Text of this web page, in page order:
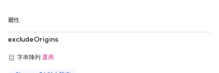
屬性
excludeOrigins
字串陣列 選用